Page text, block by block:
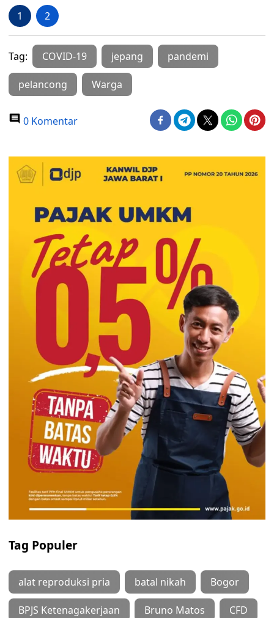
1 2
Tag: COVID-19 jepang pandemi
pelancong Warga
0 Komentar
Tag Populer
alat reproduksi pria batal nikah Bogor
BPJS Ketenagakerjaan Bruno Matos CFD